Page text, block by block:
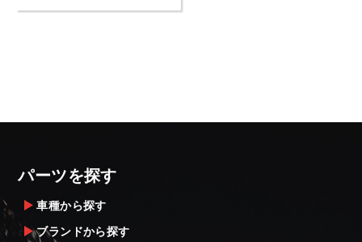
パーツを探す
車種から探す
ブランドから探す